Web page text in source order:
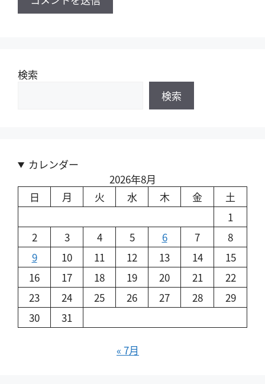
検索
検索
カレンダー
2026年8月
日
月 火 水 木 金
土
1
2
3 4 5 6 7
8
9
10 11 12 13 14
15
16
17 18 19 20 21
22
23
24 25 26 27 28
29
30
31
« 7月